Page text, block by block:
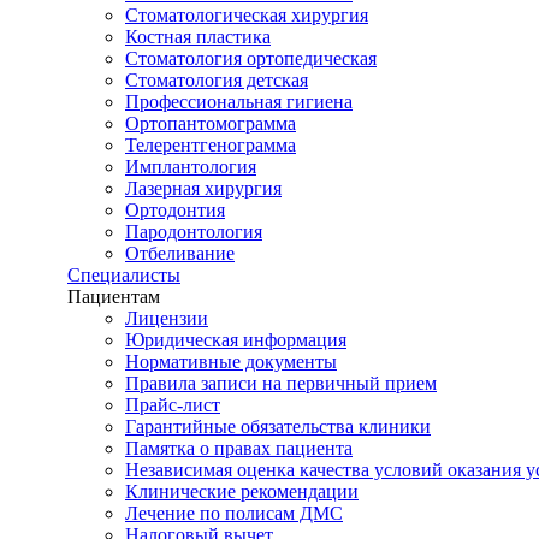
Стоматологическая хирургия
Костная пластика
Стоматология ортопедическая
Стоматология детская
Профессиональная гигиена
Ортопантомограмма
Телерентгенограмма
Имплантология
Лазерная хирургия
Ортодонтия
Пародонтология
Отбеливание
Специалисты
Пациентам
Лицензии
Юридическая информация
Нормативные документы
Правила записи на первичный прием
Прайс-лист
Гарантийные обязательства клиники
Памятка о правах пациента
Независимая оценка качества условий оказания
Клинические рекомендации
Лечение по полисам ДМС
Налоговый вычет